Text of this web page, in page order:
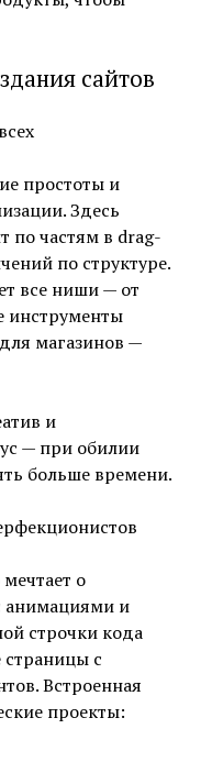
сайтов
простоты и
Здесь
по частям в drag-
по структуре.
все ниши — от
инструменты
магазинов —
и
— при обилии
больше времени.
о
анимациями и
строчки кода
с
Встроенная
проекты: